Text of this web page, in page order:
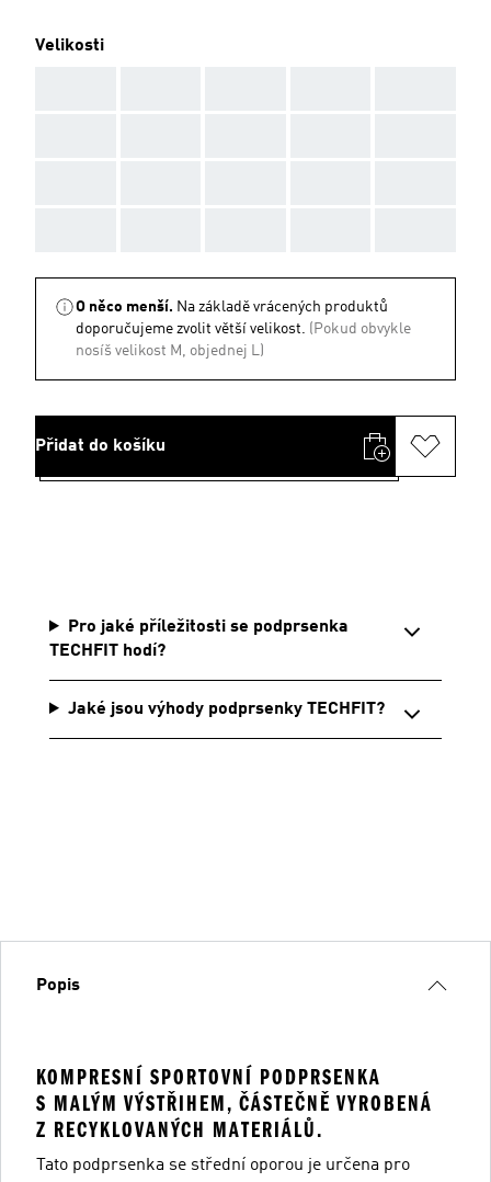
Velikosti
O něco menší. Na základě vrácených produktů
doporučujeme zvolit větší velikost. (Pokud obvykle
nosíš velikost M, objednej L)
Přidat do košíku
Pro jaké příležitosti se podprsenka
TECHFIT hodí?
Jaké jsou výhody podprsenky TECHFIT?
Popis
KOMPRESNÍ SPORTOVNÍ PODPRSENKA
S MALÝM VÝSTŘIHEM, ČÁSTEČNĚ VYROBENÁ
Z RECYKLOVANÝCH MATERIÁLŮ.
Tato podprsenka se střední oporou je určena pro